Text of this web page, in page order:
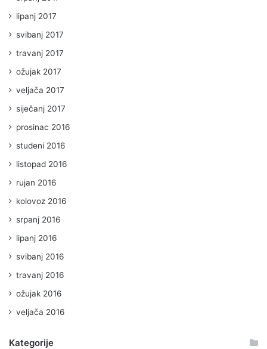
lipanj 2017
svibanj 2017
travanj 2017
ožujak 2017
veljača 2017
siječanj 2017
prosinac 2016
studeni 2016
listopad 2016
rujan 2016
kolovoz 2016
srpanj 2016
lipanj 2016
svibanj 2016
travanj 2016
ožujak 2016
veljača 2016
Kategorije